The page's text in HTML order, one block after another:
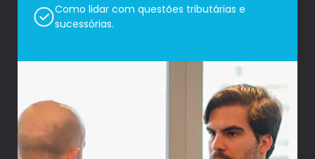
Como lidar com questões tributárias e
sucessórias.